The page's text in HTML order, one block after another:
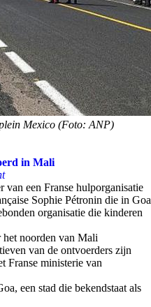
Mexico (Foto: ANP)
in Mali
van een Franse hulporganisatie
Sophie Pétronin die in Goa
organisatie die kinderen
het noorden van Mali
van de ontvoerders zijn
Franse ministerie van
een stad die bekendstaat als